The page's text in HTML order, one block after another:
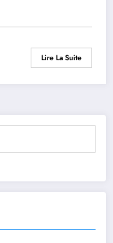
Lire La Suite